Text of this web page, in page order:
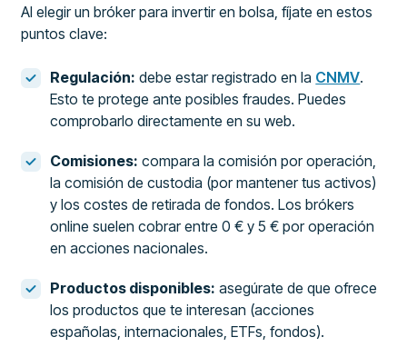
Al elegir un bróker para invertir en bolsa, fíjate en estos
puntos clave:
Regulación: debe estar registrado en la CNMV.
Esto te protege ante posibles fraudes. Puedes
comprobarlo directamente en su web.
Comisiones: compara la comisión por operación,
la comisión de custodia (por mantener tus activos)
y los costes de retirada de fondos. Los brókers
online suelen cobrar entre 0 € y 5 € por operación
en acciones nacionales.
Productos disponibles: asegúrate de que ofrece
los productos que te interesan (acciones
españolas, internacionales, ETFs, fondos).